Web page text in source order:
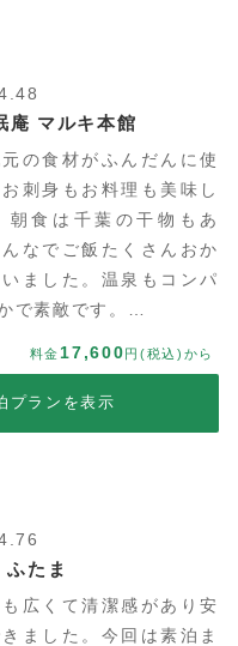
庵 マルキ本館
の食材がふんだんに使
刺身もお料理も美味し
朝食は千葉の干物もあ
なでご飯たくさんおか
ました。温泉もコンパ
で素敵です。…
料金 17,600円(税込)から
プランを表示
たま
広くて清潔感があり安
ました。今回は素泊ま